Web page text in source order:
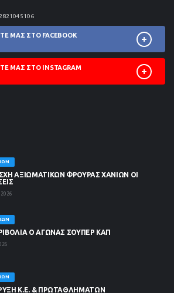
ΜΑΣ ΣΤΟ FACEBOOK
ΜΑΣ ΣΤΟ INSTAGRAM
ΑΞΙΩΜΑΤΙΚΏΝ ΦΡΟΥΡΆΣ ΧΑΝΊΩΝ ΟΙ
Ο ΑΓΩΝΑΣ ΣΟΥΠΕΡ ΚΑΠ
Κ.Ε. & ΠΡΩΤΑΘΛΗΜΑΤΩΝ